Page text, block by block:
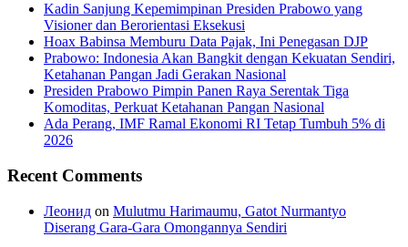
Kadin Sanjung Kepemimpinan Presiden Prabowo yang
Visioner dan Berorientasi Eksekusi
Hoax Babinsa Memburu Data Pajak, Ini Penegasan DJP
Prabowo: Indonesia Akan Bangkit dengan Kekuatan Sendiri,
Ketahanan Pangan Jadi Gerakan Nasional
Presiden Prabowo Pimpin Panen Raya Serentak Tiga
Komoditas, Perkuat Ketahanan Pangan Nasional
Ada Perang, IMF Ramal Ekonomi RI Tetap Tumbuh 5% di
2026
Recent Comments
Леонид on Mulutmu Harimaumu, Gatot Nurmantyo
Diserang Gara-Gara Omongannya Sendiri